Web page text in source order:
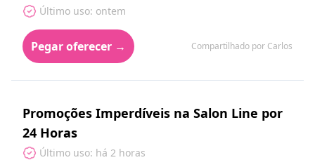
Último uso: ontem
Pegar oferecer → Compartilhado por Carlos
Promoções Imperdíveis na Salon Line por
24 Horas
Último uso: há 2 horas